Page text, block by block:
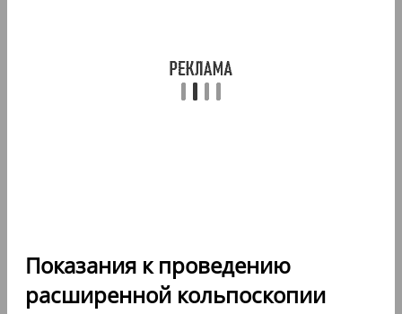
Показания к проведению
расширенной кольпоскопии